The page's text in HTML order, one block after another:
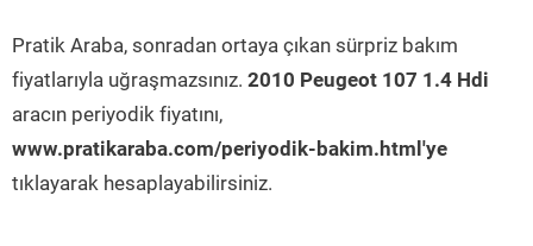
Pratik Araba, sonradan ortaya çıkan sürpriz bakım
fiyatlarıyla uğraşmazsınız. 2010 Peugeot 107 1.4 Hdi
aracın periyodik fiyatını,
www.pratikaraba.com/periyodik-bakim.html'ye
tıklayarak hesaplayabilirsiniz.